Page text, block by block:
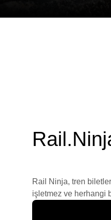
Rail Ninja, tren
işletmez ve herhangi